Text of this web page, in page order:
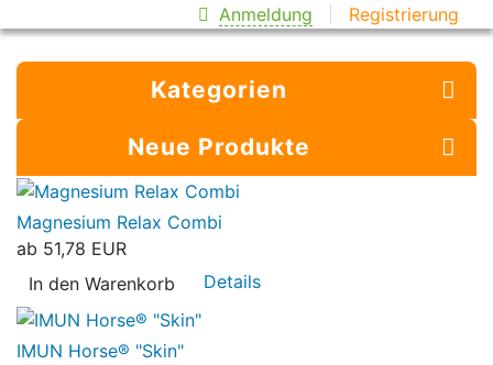
Anmeldung Registrierung
Kategorien
Neue Produkte
Magnesium Relax Combi
ab 51,78 EUR
In den Warenkorb
Details
IMUN Horse® "Skin"